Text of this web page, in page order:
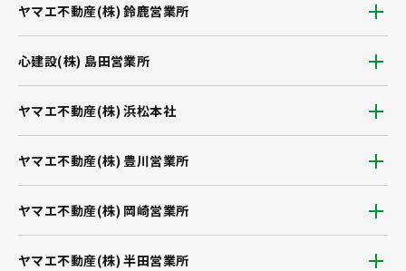
ヤマエ不動産(株) 浜松本社
ヤマエ不動産(株) 豊川営業所
ヤマエ不動産(株) 岡崎営業所
ヤマエ不動産(株) 半田営業所
ヤマエ不動産(株) 鈴鹿営業所
心建設(株) 島田営業所